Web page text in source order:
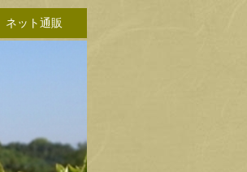
ネット通販